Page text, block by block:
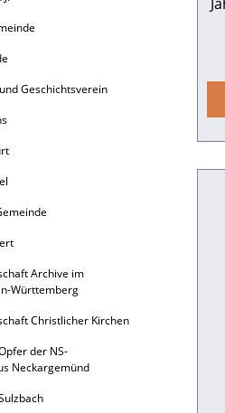
Geschichtsverein
Archive im
Württemberg
Christlicher Kirchen
der NS-
Neckargemünd